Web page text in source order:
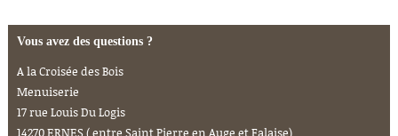
Vous avez des questions ?
A la Croisée des Bois
Menuiserie
17 rue Louis Du Logis